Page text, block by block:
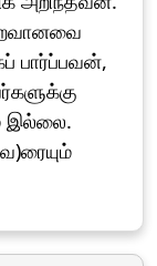
பார்ப்பவன்,
இல்லை.